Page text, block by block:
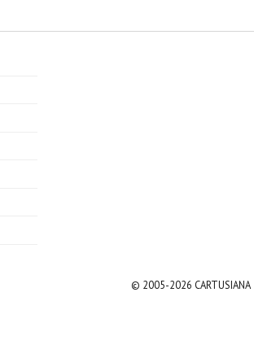
© 2005-2026 CARTUSIANA